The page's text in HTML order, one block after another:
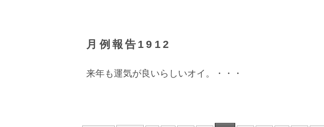
月例報告1912
来年も運気が良いらしいオイ。・・・